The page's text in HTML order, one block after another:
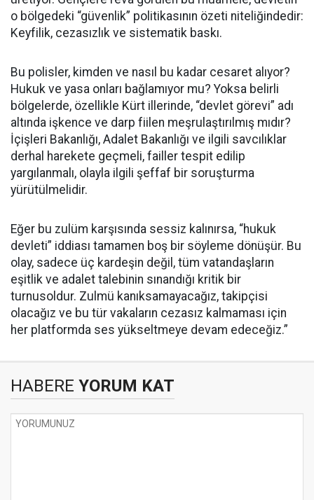
o bölgedeki “güvenlik” politikasının özeti niteliğindedir:
Keyfilik, cezasızlık ve sistematik baskı.
Bu polisler, kimden ve nasıl bu kadar cesaret alıyor?
Hukuk ve yasa onları bağlamıyor mu? Yoksa belirli
bölgelerde, özellikle Kürt illerinde, “devlet görevi” adı
altında işkence ve darp fiilen meşrulaştırılmış mıdır?
İçişleri Bakanlığı, Adalet Bakanlığı ve ilgili savcılıklar
derhal harekete geçmeli, failler tespit edilip
yargılanmalı, olayla ilgili şeffaf bir soruşturma
yürütülmelidir.
Eğer bu zulüm karşısında sessiz kalınırsa, “hukuk
devleti” iddiası tamamen boş bir söyleme dönüşür. Bu
olay, sadece üç kardeşin değil, tüm vatandaşların
eşitlik ve adalet talebinin sınandığı kritik bir
turnusoldur. Zulmü kanıksamayacağız, takipçisi
olacağız ve bu tür vakaların cezasız kalmaması için
her platformda ses yükseltmeye devam edeceğiz.”
HABERE YORUM KAT